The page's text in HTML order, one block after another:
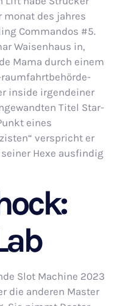
des jahres
Commandos #5.
Waisenhaus in,
Mama durch einem
inside irgendeiner
Titel Star-
eines
verspricht er
Hexe ausfindig
die anderen Master